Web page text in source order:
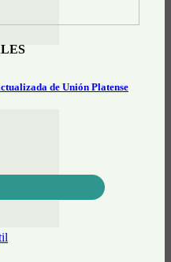
de Unión Platense